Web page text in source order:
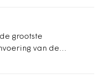
grootste
van de
vervangt